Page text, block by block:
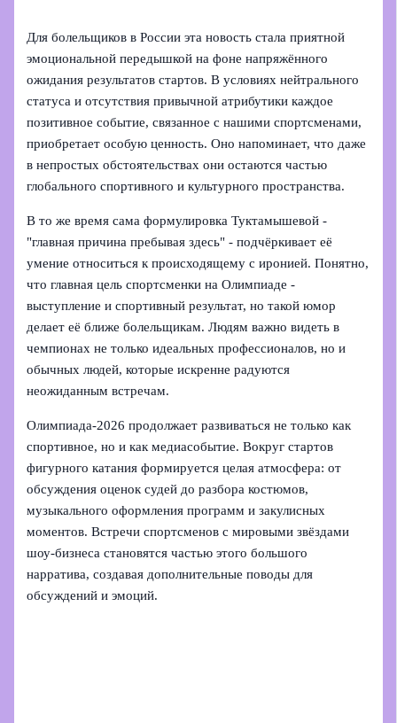
Для болельщиков в России эта новость стала приятной
эмоциональной передышкой на фоне напряжённого
ожидания результатов стартов. В условиях нейтрального
статуса и отсутствия привычной атрибутики каждое
позитивное событие, связанное с нашими спортсменами,
приобретает особую ценность. Оно напоминает, что даже
в непростых обстоятельствах они остаются частью
глобального спортивного и культурного пространства.
В то же время сама формулировка Туктамышевой -
"главная причина пребывая здесь" - подчёркивает её
умение относиться к происходящему с иронией. Понятно,
что главная цель спортсменки на Олимпиаде -
выступление и спортивный результат, но такой юмор
делает её ближе болельщикам. Людям важно видеть в
чемпионах не только идеальных профессионалов, но и
обычных людей, которые искренне радуются
неожиданным встречам.
Олимпиада‑2026 продолжает развиваться не только как
спортивное, но и как медиасобытие. Вокруг стартов
фигурного катания формируется целая атмосфера: от
обсуждения оценок судей до разбора костюмов,
музыкального оформления программ и закулисных
моментов. Встречи спортсменов с мировыми звёздами
шоу-бизнеса становятся частью этого большого
нарратива, создавая дополнительные поводы для
обсуждений и эмоций.